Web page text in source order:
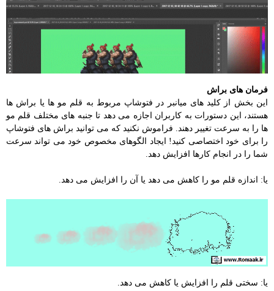
فرمان های براش
این بخش از کلید های میانبر در فتوشاپ مربوط به قلم مو ها یا براش ها
هستند، این دستورات به کاربران اجازه می دهد تا جنبه های مختلف قلم مو
ها را به سرعت تغییر دهند. فراموش نکنید که می توانید براش های فتوشاپ
را برای خود اختصاصی کنید! ایجاد الگوهای مخصوص خود می تواند سرعت
شما را در انجام کارها افزایش دهد.
یا: اندازه قلم مو را کاهش می دهد یا آن را افزایش می دهد.
یا: سختی قلم را افزایش یا کاهش می دهد.